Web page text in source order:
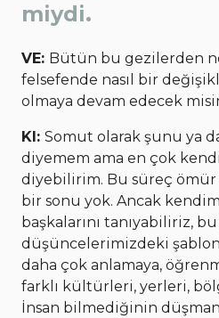
miydi.
VE: Bütün bu gezilerden
felsefende nasıl bir
olmaya devam edecek
KI: Somut olarak şunu ya
diyemem ama en çok
diyebilirim. Bu süreç ömür
bir sonu yok. Ancak
başkalarını tanıyabiliriz,
düşüncelerimizdeki
daha çok anlamaya,
farklı kültürleri, yerleri,
İnsan bilmediğinin